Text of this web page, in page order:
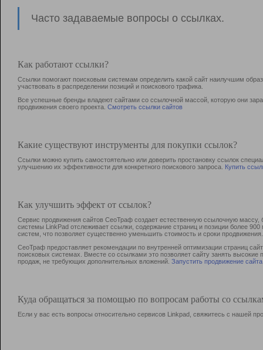
Часто задаваемые вопросы о ссылках.
Как работают ссылки?
Ссылки помогают поисковым системам определить какой сайт наилучшим
участвовать в раcпределении позиций и поискового трафика.
Все успешные бренды владеют сайтами со ссылочной массой, которую они
продвижения своего проекта. Смотреть ссылки сайтов
Какие существуют инструменты для покупки ссылок?
Ссылки можно купить самостоятельно или доверить простановку ссылок
улучшению их эффективности для конкретного поискового запроса. Купить
Как улучшить эффект от ссылок?
Сервис продвижения сайтов СеоТраф создает естественную ссылочную
системы LinkPad отслеживает ссылки, содержание страниц и позиции более
систем, что позволяет существенно уменьшить стоимость и сроки продвижения.
СеоТраф предоставляет рекомендации по внутренней оптимизации страниц
поисковых системах. Вместе со ссылками это позволяет сайту занять
продаж, не требующих дополнительных вложений. Запустить продвижение сайта
Куда обращаться за помощью по вопросам работы со
Если у вас есть вопросы относительно сервисов Linkpad, свяжитесь с нашей